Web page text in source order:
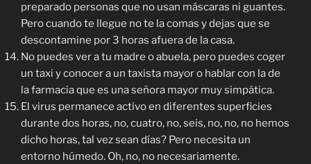
preparado personas que no usan máscaras ni guantes.
Pero cuando te llegue no te la comas y dejas que se
descontamine por 3 horas afuera de la casa.
No puedes ver a tu madre o abuela, pero puedes coger
un taxi y conocer a un taxista mayor o hablar con la de
la farmacia que es una señora mayor muy simpática.
El virus permanece activo en diferentes superficies
durante dos horas, no, cuatro, no, seis, no, no, no hemos
dicho horas, tal vez sean días? Pero necesita un
entorno húmedo. Oh, no, no necesariamente.